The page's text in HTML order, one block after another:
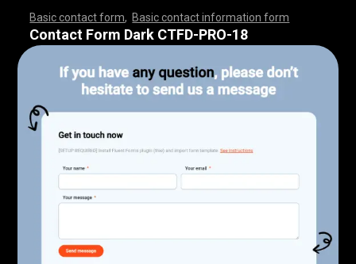
Basic contact form Basic contact information form
,,,,,,,,,,,,,,,,,,,,, ,,,,,,,,,,,,,,,,,,,,,,,,,,,,,,,,,,
,,,,,,,,,,,,,,,,,,,,, ,,,,,,,,,,,,,,,,,,,,,,,,,,,
Contact Form Dark CTFD-PRO-18